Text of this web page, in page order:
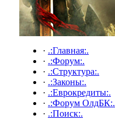
· .:Главная:.
· .:Форум:.
· .:Структура:.
· .:Законы:.
· .:Еврокредиты:.
· .:Форум ОлдБК:.
· .:Поиск:.